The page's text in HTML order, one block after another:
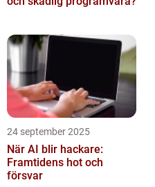
24 september 2025
När AI blir hackare:
Framtidens hot och
försvar